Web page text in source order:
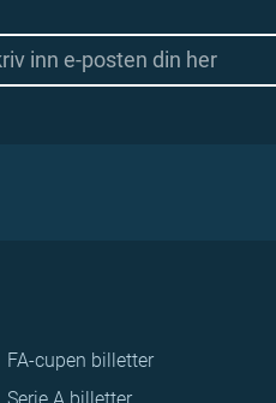
FA-cupen billetter